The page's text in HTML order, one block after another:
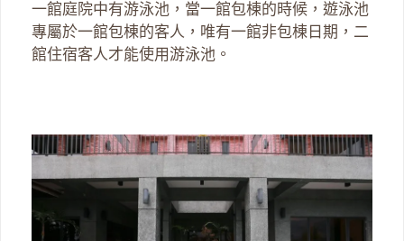
一館庭院中有游泳池，當一館包棟的時候，遊泳池
專屬於一館包棟的客人，唯有一館非包棟日期，二
館住宿客人才能使用游泳池。